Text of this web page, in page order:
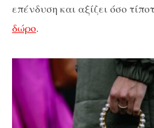
επένδυση και αξίζει όσο
δώρο.